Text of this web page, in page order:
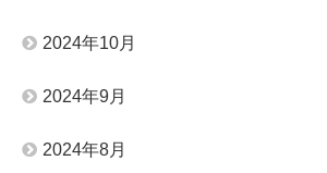
2024年10月
2024年9月
2024年8月